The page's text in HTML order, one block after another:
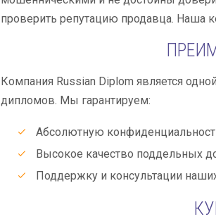
проверить репутацию продавца. Наша
Компания Russian Diplom является
дипломов. Мы гарантируем:
Абсолютную
Высокое качество поддельных
Поддержку и консультации